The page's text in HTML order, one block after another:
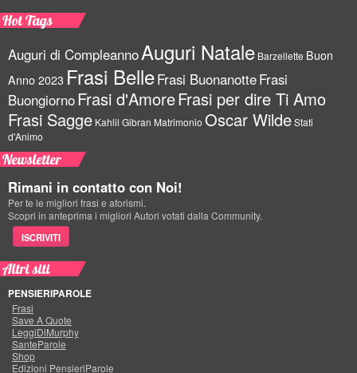
Hot Tags
Auguri di CompleannoAuguri Natale Barzellette Buon
Anno 2023 Frasi BelleFrasi BuonanotteFrasi
BuongiornoFrasi d'AmoreFrasi per dire Ti Amo
Frasi Sagge Kahlil Gibran Matrimonio Oscar WildeStati
d'Animo
Newsletter
Rimani in contatto con Noi!
Per te le migliori frasi e aforismi.
Scopri in anteprima i migliori Autori votati dalla Community.
ISCRIVITI
Altri siti
PENSIERIPAROLE
Frasi
Save A Quote
LeggiDiMurphy
SanteParole
Shop
Edizioni PensieriParole